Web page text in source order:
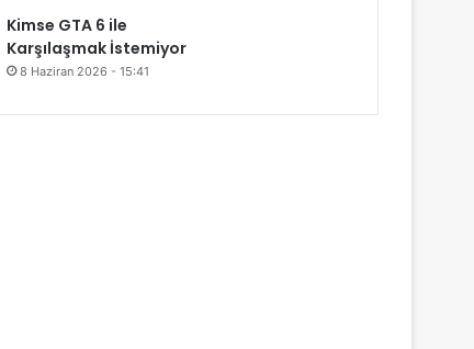
Kimse GTA 6 ile
Karşılaşmak İstemiyor
8 Haziran 2026 - 15:41